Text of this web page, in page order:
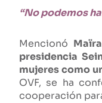
“No podemos
Mencionó
presidencia
mujeres como
OVF, se ha
cooperación